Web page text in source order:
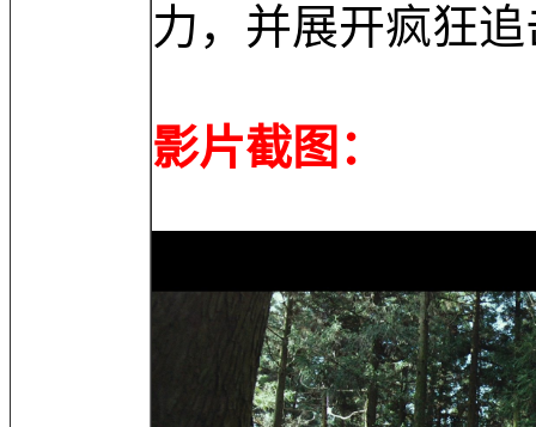
力，并展开疯狂
影片截图：